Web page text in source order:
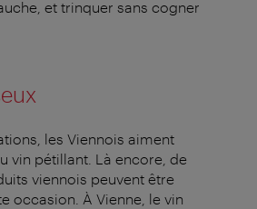
et trinquer sans cogner
les Viennois aiment
vin pétillant. Là encore, de
viennois peuvent être
occasion. À Vienne, le vin